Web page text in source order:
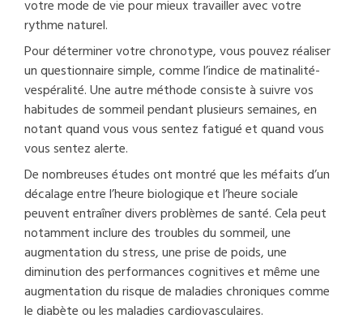
votre mode de vie pour mieux travailler avec votre
rythme naturel.
Pour déterminer votre chronotype, vous pouvez réaliser
un questionnaire simple, comme l’indice de matinalité-
vespéralité. Une autre méthode consiste à suivre vos
habitudes de sommeil pendant plusieurs semaines, en
notant quand vous vous sentez fatigué et quand vous
vous sentez alerte.
De nombreuses études ont montré que les méfaits d’un
décalage entre l’heure biologique et l’heure sociale
peuvent entraîner divers problèmes de santé. Cela peut
notamment inclure des troubles du sommeil, une
augmentation du stress, une prise de poids, une
diminution des performances cognitives et même une
augmentation du risque de maladies chroniques comme
le diabète ou les maladies cardiovasculaires.